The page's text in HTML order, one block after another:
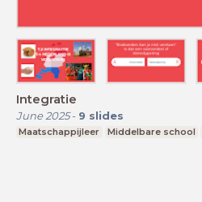
Integratie
June 2025- 9 slides
Maatschappijleer Middelbare school